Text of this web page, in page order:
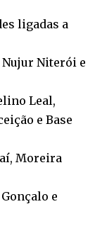
ligadas a
Nujur Niterói e
Leal,
e Base
Moreira
e